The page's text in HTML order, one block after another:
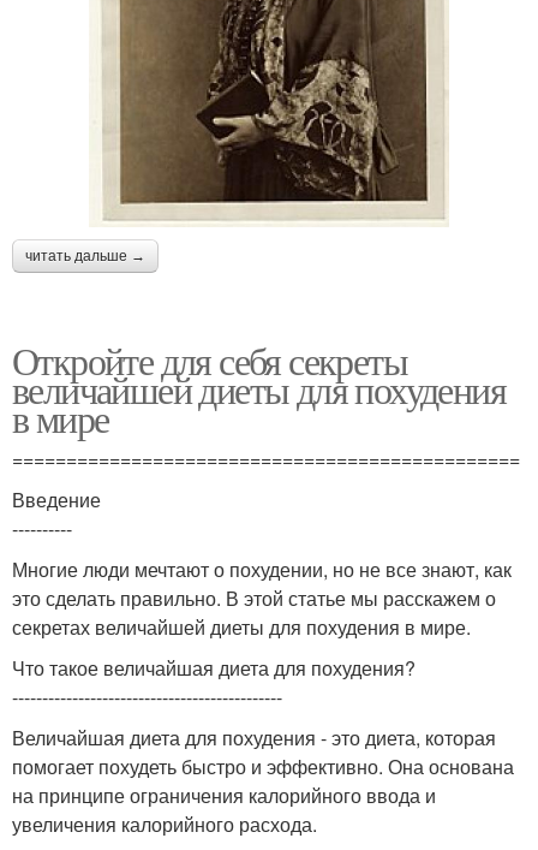
читать дальше →
Откройте для себя секреты
величайшей диеты для похудения
в мире
===============================================
Введение
----------
Многие люди мечтают о похудении, но не все знают, как
это сделать правильно. В этой статье мы расскажем о
секретах величайшей диеты для похудения в мире.
Что такое величайшая диета для похудения?
---------------------------------------------
Величайшая диета для похудения - это диета, которая
помогает похудеть быстро и эффективно. Она основана
на принципе ограничения калорийного ввода и
увеличения калорийного расхода.